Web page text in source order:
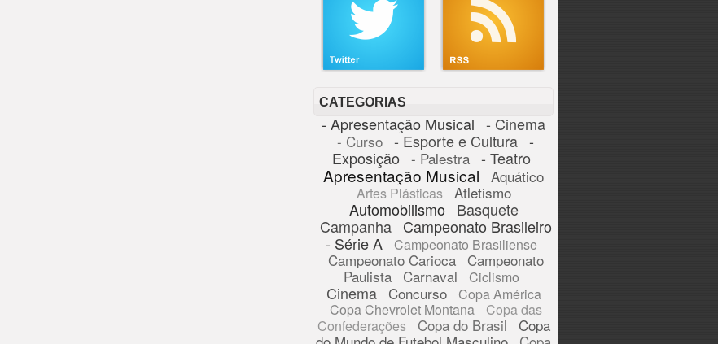
CATEGORIAS
- Apresentação Musical - Cinema
- Curso - Esporte e Cultura -
Exposição - Palestra - Teatro
Apresentação Musical Aquático
Artes Plásticas Atletismo
Automobilismo
Basquete
Campanha Campeonato Brasileiro
- Série A
Campeonato Brasiliense
Campeonato Carioca
Campeonato
Paulista Carnaval Ciclismo
Cinema Concurso
Copa América
Copa Chevrolet Montana
Copa das
Confederações
Copa do Brasil Copa